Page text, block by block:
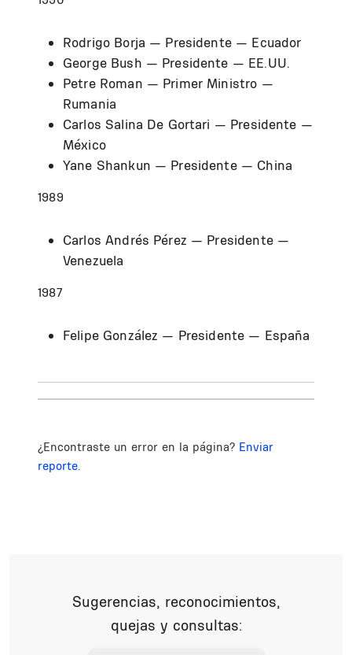
Rodrigo Borja — Presidente — Ecuador
George Bush — Presidente — EE.UU.
Petre Roman — Primer Ministro —
Rumania
Carlos Salina De Gortari — Presidente —
México
Yane Shankun — Presidente — China
1989
Carlos Andrés Pérez — Presidente —
Venezuela
1987
Felipe González — Presidente — España
¿Encontraste un error en la página? Enviar
reporte.
Sugerencias, reconocimientos,
quejas y consultas: